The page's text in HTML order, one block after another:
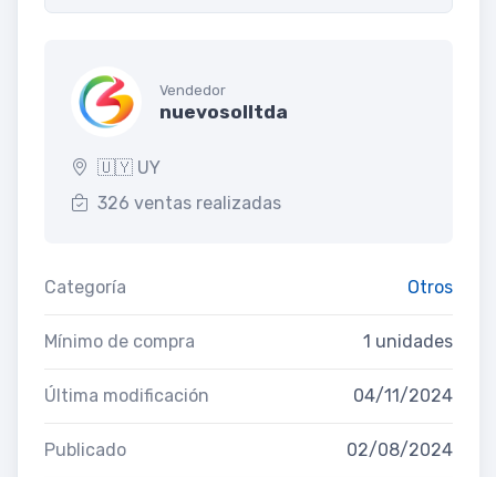
Vendedor
nuevosolltda
🇺🇾 UY
326 ventas realizadas
Categoría Otros
Mínimo de compra 1 unidades
Última modificación 04/11/2024
Publicado 02/08/2024